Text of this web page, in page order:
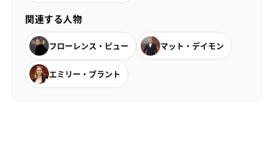
関連する人物
フローレンス・ピュー マット・デイモン
エミリー・ブラント